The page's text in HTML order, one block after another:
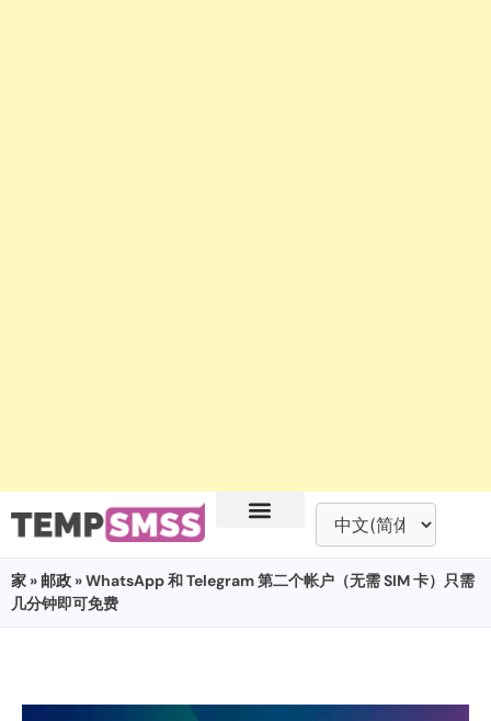
家 » 邮政 » WhatsApp 和 Telegram 第二个帐户（无需 SIM 卡）只需
几分钟即可免费